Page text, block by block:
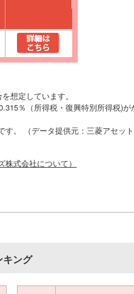
想定しています。
％（所得税・復興特別所得税)が
。 （データ提供元：三菱アセット
株式会社について）
キング